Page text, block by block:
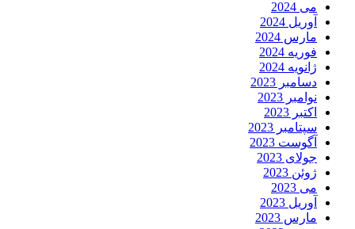
می 2024
آوریل 2024
مارس 2024
فوریه 2024
ژانویه 2024
دسامبر 2023
نوامبر 2023
اکتبر 2023
سپتامبر 2023
آگوست 2023
جولای 2023
ژوئن 2023
می 2023
آوریل 2023
مارس 2023